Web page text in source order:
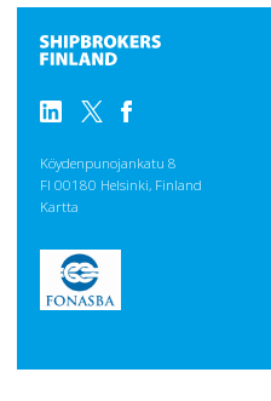
Köydenpunojankatu 8
FI 00180 Helsinki, Finland
Kartta